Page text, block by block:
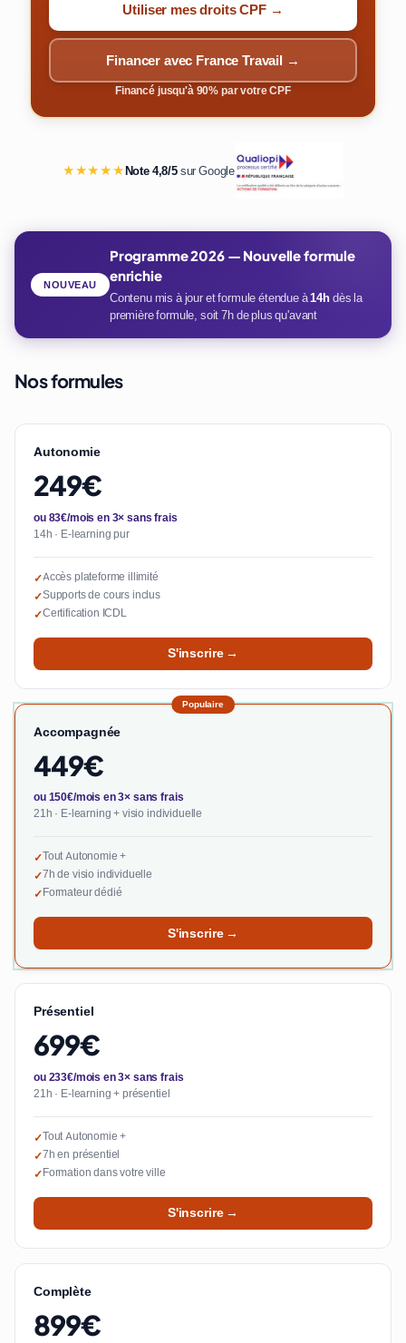
Utiliser mes droits CPF →
Financer avec France Travail →
Financé jusqu'à 90% par votre CPF
★★★★★Note 4,8/5sur Google
Programme 2026 — Nouvelle formule
enrichie
Contenu mis à jour et formule étendue à14hdès la
première formule, soit 7h de plus qu'avant
NOUVEAU
Nos formules
Autonomie
249€
ou 83€/mois en 3× sans frais
14h · E-learning pur
✓Accès plateforme illimité
✓Supports de cours inclus
✓Certification ICDL
S'inscrire →
Populaire
Accompagnée
449€
ou 150€/mois en 3× sans frais
21h · E-learning + visio individuelle
✓Tout Autonomie +
✓7h de visio individuelle
✓Formateur dédié
S'inscrire →
Présentiel
699€
ou 233€/mois en 3× sans frais
21h · E-learning + présentiel
✓Tout Autonomie +
✓7h en présentiel
✓Formation dans votre ville
S'inscrire →
Complète
899€